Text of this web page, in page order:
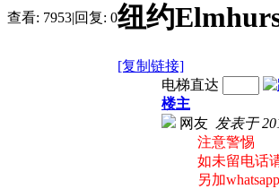
查看: 7953|回复: 0纽约
[复制链接]
电梯直达
楼主
网友 发表于
注意警惕
如未留电话
另加